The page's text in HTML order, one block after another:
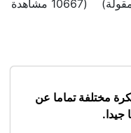
شاعر وكاتب وفيلسوف فرنسي (24 مقولة) (10667 مشاهدة
مختلفة تماما عن
جيدا.